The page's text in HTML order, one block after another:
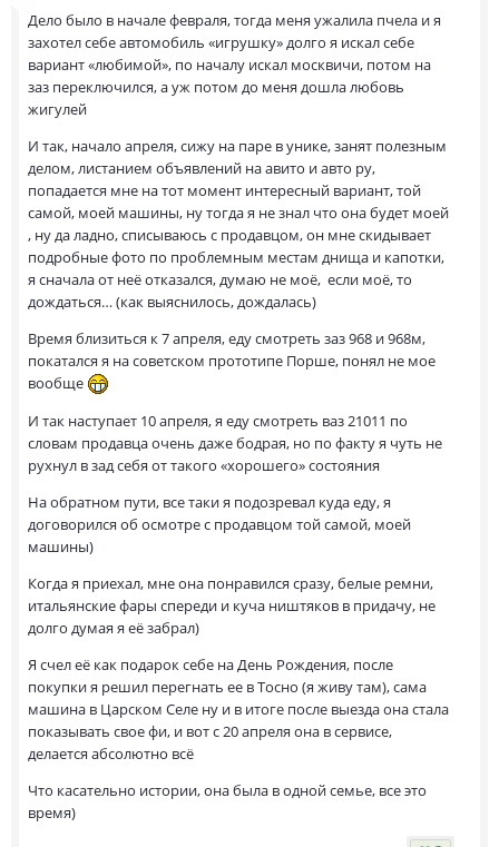
Дело было в начале февраля, тогда меня ужалила пчела и я
захотел себе автомобиль «игрушку» долго я искал себе
вариант «любимой», по началу искал москвичи, потом на
заз переключился, а уж потом до меня дошла любовь
жигулей
И так, начало апреля, сижу на паре в унике, занят полезным
делом, листанием объявлений на авито и авто ру,
попадается мне на тот момент интересный вариант, той
самой, моей машины, ну тогда я не знал что она будет моей
, ну да ладно, списываюсь с продавцом, он мне скидывает
подробные фото по проблемным местам днища и капотки,
я сначала от неё отказался, думаю не моё, если моё, то
дождаться… (как выяснилось, дождалась)
Время близиться к 7 апреля, еду смотреть заз 968 и 968м,
покатался я на советском прототипе Порше, понял не мое
вообще
И так наступает 10 апреля, я еду смотреть ваз 21011 по
словам продавца очень даже бодрая, но по факту я чуть не
рухнул в зад себя от такого «хорошего» состояния
На обратном пути, все таки я подозревал куда еду, я
договорился об осмотре с продавцом той самой, моей
машины)
Когда я приехал, мне она понравился сразу, белые ремни,
итальянские фары спереди и куча ништяков в придачу, не
долго думая я её забрал)
Я счел её как подарок себе на День Рождения, после
покупки я решил перегнать ее в Тосно (я живу там), сама
машина в Царском Селе ну и в итоге после выезда она стала
показывать свое фи, и вот с 20 апреля она в сервисе,
делается абсолютно всё
Что касательно истории, она была в одной семье, все это
время)